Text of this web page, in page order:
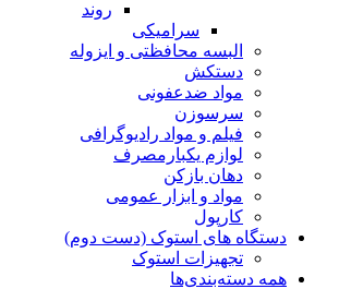
روند
سرامیکی
البسه محافظتی و ایزوله
دستکش
مواد ضدعفونی
سرسوزن
فیلم و مواد رادیوگرافی
لوازم یکبارمصرف
دهان بازکن
مواد و ابزار عمومی
کارپول
دستگاه های استوک (دست دوم)
تجهیزات استوک
همه دسته‌بندی‌ها